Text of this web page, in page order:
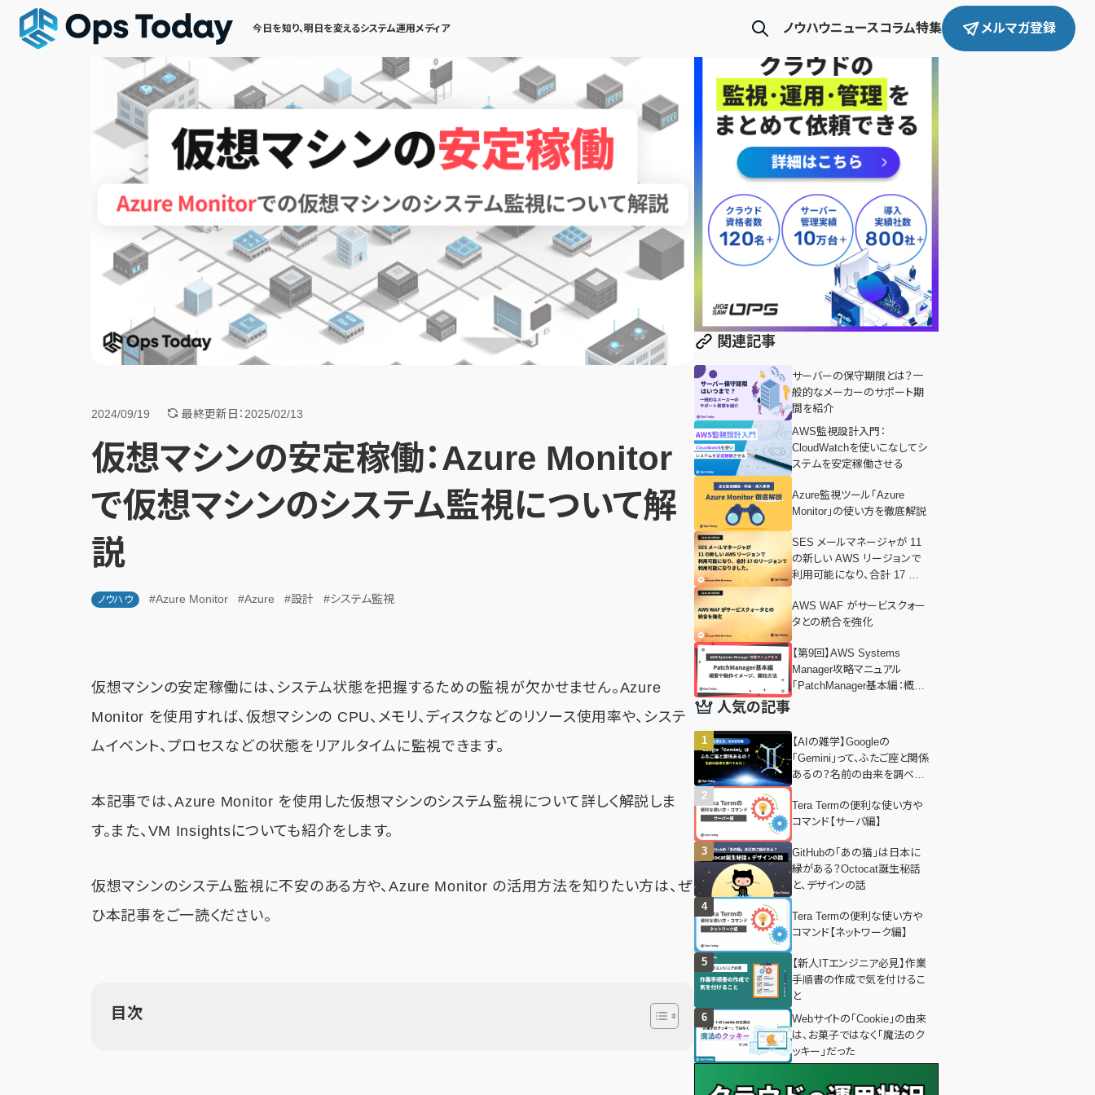
今日を知り、明日を変えるシステム運用メディア ノウハウニュースコラム特集 メルマガ登録
2024/09/19 最終更新日：2025/02/13
仮想マシンの安定稼働：Azure Monitor
で仮想マシンのシステム監視について解
説
ノウハウ #Azure Monitor #Azure #設計 #システム監視
仮想マシンの安定稼働には、システム状態を把握するための監視が欠かせません。Azure
Monitor を使用すれば、仮想マシンの CPU、メモリ、ディスクなどのリソース使用率や、システ
ムイベント、プロセスなどの状態をリアルタイムに監視できます。
本記事では、Azure Monitor を使用した仮想マシンのシステム監視について詳しく解説しま
す。また、VM Insightsについても紹介をします。
仮想マシンのシステム監視に不安のある方や、Azure Monitor の活用方法を知りたい方は、ぜ
ひ本記事をご一読ください。
目次
関連記事
サーバーの保守期限とは？一
般的なメーカーのサポート期
間を紹介
AWS監視設計入門：
CloudWatchを使いこなしてシ
ステムを安定稼働させる
Azure監視ツール「Azure
Monitor」の使い方を徹底解説
SES メールマネージャが 11
の新しい AWS リージョンで
利用可能になり、合計 17 のリ
した。
AWS WAF がサービスクォー
タとの統合を強化
【第9回】AWS Systems
Manager攻略マニュアル
「PatchManager基本編：概
人気の記事
【AIの雑学】Googleの
「Gemini」って、ふたご座と関係
あるの？名前の由来を調べて
Tera Termの便利な使い方や
コマンド【サーバ編】
GitHubの「あの猫」は日本に
縁がある？Octocat誕生秘話
と、デザインの話
Tera Termの便利な使い方や
コマンド【ネットワーク編】
【新人ITエンジニア必見】作業
手順書の作成で気を付けるこ
と
Webサイトの「Cookie」の由来
は、お菓子ではなく「魔法のク
ッキー」だった